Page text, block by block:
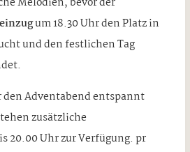
um 18.30 Uhr den Platz in
und den festlichen Tag
den Adventabend entspannt
zusätzliche
20.00 Uhr zur Verfügung. pr